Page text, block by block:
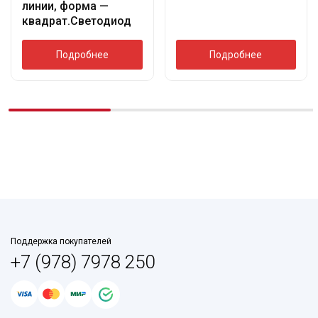
линии, форма —
квадрат.Светодиод
Подробнее Подробнее
Поддержка покупателей
+7 (978) 7978 250